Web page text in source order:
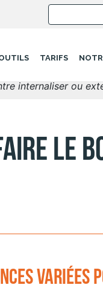
TARIFS
internaliser ou
le
variées